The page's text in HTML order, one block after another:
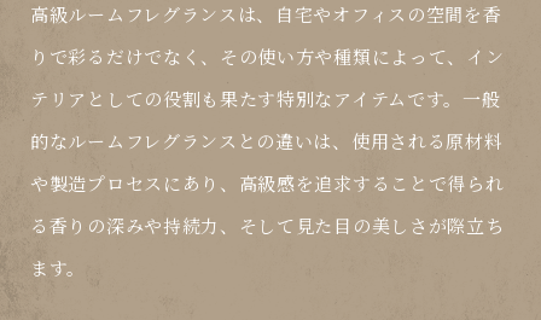
高級ルームフレグランスは、自宅やオフィスの空間を香
りで彩るだけでなく、その使い方や種類によって、イン
テリアとしての役割も果たす特別なアイテムです。一般
的なルームフレグランスとの違いは、使用される原材料
や製造プロセスにあり、高級感を追求することで得られ
る香りの深みや持続力、そして見た目の美しさが際立ち
ます。